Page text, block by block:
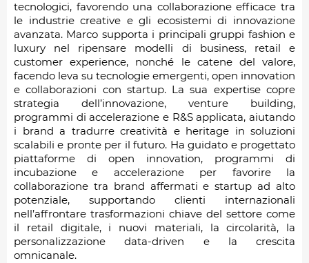
tecnologici, favorendo una collaborazione efficace tra
le industrie creative e gli ecosistemi di innovazione
avanzata. Marco supporta i principali gruppi fashion e
luxury nel ripensare modelli di business, retail e
customer experience, nonché le catene del valore,
facendo leva su tecnologie emergenti, open innovation
e collaborazioni con startup. La sua expertise copre
strategia dell’innovazione, venture building,
programmi di accelerazione e R&S applicata, aiutando
i brand a tradurre creatività e heritage in soluzioni
scalabili e pronte per il futuro. Ha guidato e progettato
piattaforme di open innovation, programmi di
incubazione e accelerazione per favorire la
collaborazione tra brand affermati e startup ad alto
potenziale, supportando clienti internazionali
nell’affrontare trasformazioni chiave del settore come
il retail digitale, i nuovi materiali, la circolarità, la
personalizzazione data-driven e la crescita
omnicanale.